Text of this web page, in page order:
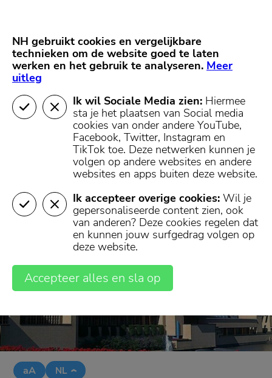
Mijn regio
aA NL
NH gebruikt cookies en vergelijkbare
technieken om de website goed te laten
werken en het gebruik te analyseren. Meer
uitleg
Ik wil Sociale Media zien: Hiermee
sta je het plaatsen van Social media
cookies van onder andere YouTube,
Facebook, Twitter, Instagram en
TikTok toe. Deze netwerken kunnen je
volgen op andere websites en andere
websites en apps buiten deze website.
Ik accepteer overige cookies: Wil je
gepersonaliseerde content zien, ook
van anderen? Deze cookies regelen dat
en kunnen jouw surfgedrag volgen op
deze website.
Accepteer alles en sla op